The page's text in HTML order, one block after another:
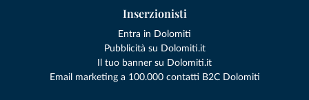
Inserzionisti
Entra in Dolomiti
Pubblicità su Dolomiti.it
Il tuo banner su Dolomiti.it
Email marketing a 100.000 contatti B2C Dolomiti